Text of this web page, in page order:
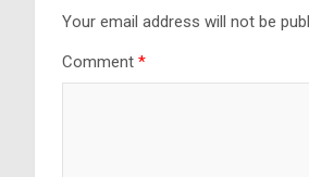
Your email address will not be
Comment *